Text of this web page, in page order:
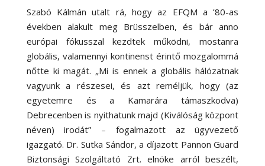
Szabó Kálmán utalt rá, hogy az EFQM a ’80-as
években alakult meg Brüsszelben, és bár anno
európai fókusszal kezdtek működni, mostanra
globális, valamennyi kontinenst érintő mozgalommá
nőtte ki magát. „Mi is ennek a globális hálózatnak
vagyunk a részesei, és azt reméljük, hogy (az
egyetemre és a Kamarára támaszkodva)
Debrecenben is nyithatunk majd (Kiválóság központ
néven) irodát” – fogalmazott az ügyvezető
igazgató. Dr. Sutka Sándor, a díjazott Pannon Guard
Biztonsági Szolgáltató Zrt. elnöke arról beszélt,